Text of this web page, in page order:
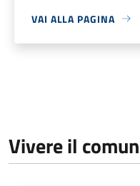
VAI ALLA PAGINA
Vivere il